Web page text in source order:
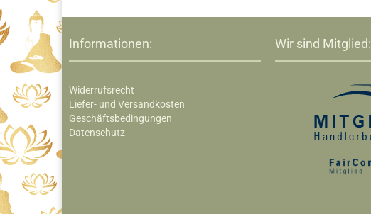
Informationen:
Widerrufsrecht
Liefer- und Versandkosten
Geschäftsbedingungen
Datenschutz
Wir sind Mitglied: